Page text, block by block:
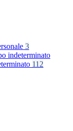
3
indeterminato
112